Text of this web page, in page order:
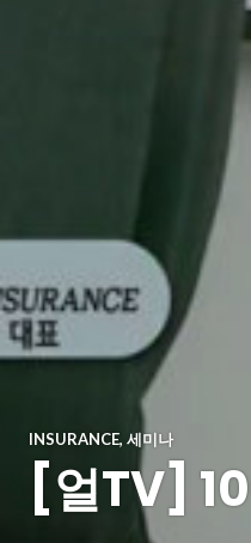
INSURANCE, 세미나
[얼TV]